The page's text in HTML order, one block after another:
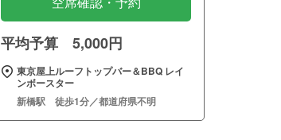
平均予算 5,000円
東京屋上ルーフトップバー＆BBQ レイ
ンボースター
新橋駅 徒歩1分／都道府県不明